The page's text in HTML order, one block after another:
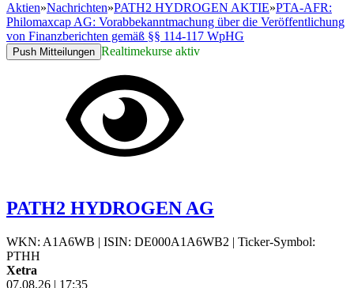
Aktien»Nachrichten»PATH2 HYDROGEN AKTIE»PTA-AFR:
Philomaxcap AG: Vorabbekanntmachung über die Veröffentlichung
von Finanzberichten gemäß §§ 114-117 WpHG
Push Mitteilungen Realtimekurse aktiv
PATH2 HYDROGEN AG
WKN: A1A6WB | ISIN: DE000A1A6WB2 | Ticker-Symbol:
PTHH
Xetra
07.08.26 | 17:35